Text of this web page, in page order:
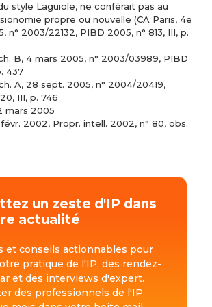
style Laguiole, ne conférait pas au
propre ou nouvelle (CA Paris, 4e
n° 2003/22132, PIBD 2005, n° 813, III, p.
B, 4 mars 2005, n° 2003/03989, PIBD
437
A, 28 sept. 2005, n° 2004/20419,
III, p. 746
mars 2005
févr. 2002, Propr. intell. 2002, n° 80, obs.
un zeste d'IP dans
actualité
et conseils actionnables pour
pratique de l'IP, des rendez-
et des interviews d'expert.
des professionnels de l'IP,